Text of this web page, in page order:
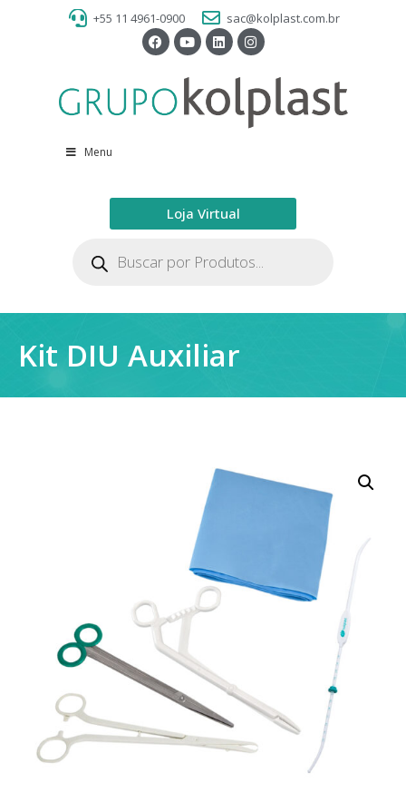
+55 11 4961-0900 sac@kolplast.com.br
Menu
Loja Virtual
Kit DIU Auxiliar